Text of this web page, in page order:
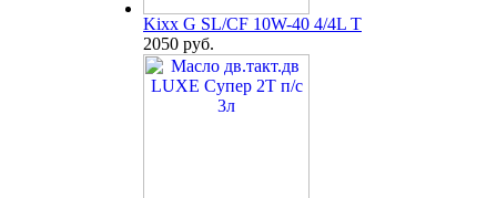
Kixx G SL/CF 10W-40 4/4L T
2050 руб.